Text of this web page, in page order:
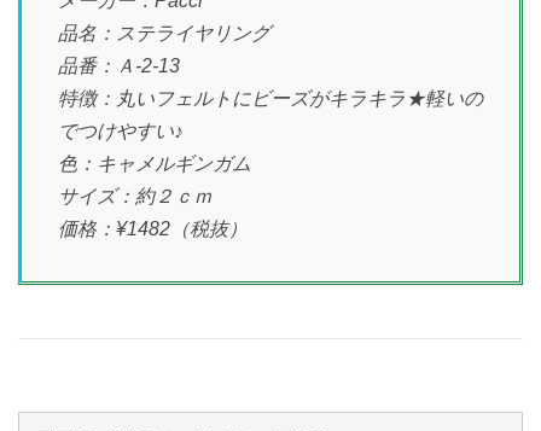
品名：ステライヤリング
品番：Ａ-2-13
特徴：丸いフェルトにビーズがキラキラ★軽いの
でつけやすい♪
色：キャメルギンガム
サイズ：約２ｃｍ
価格：¥1482（税抜）